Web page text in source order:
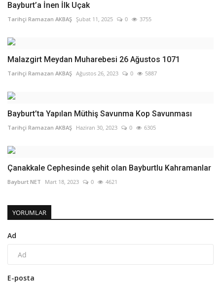
Bayburt’a İnen İlk Uçak
Tarihçi Ramazan AKBAŞ Şubat 11, 2025 0 3755
Malazgirt Meydan Muharebesi 26 Ağustos 1071
Tarihçi Ramazan AKBAŞ Ağustos 26, 2023 0 5887
Bayburt’ta Yapılan Müthiş Savunma Kop Savunması
Tarihçi Ramazan AKBAŞ Haziran 30, 2023 0 6305
Çanakkale Cephesinde şehit olan Bayburtlu Kahramanlar
Bayburt NET Mart 18, 2023 0 4621
YORUMLAR
Ad
E-posta